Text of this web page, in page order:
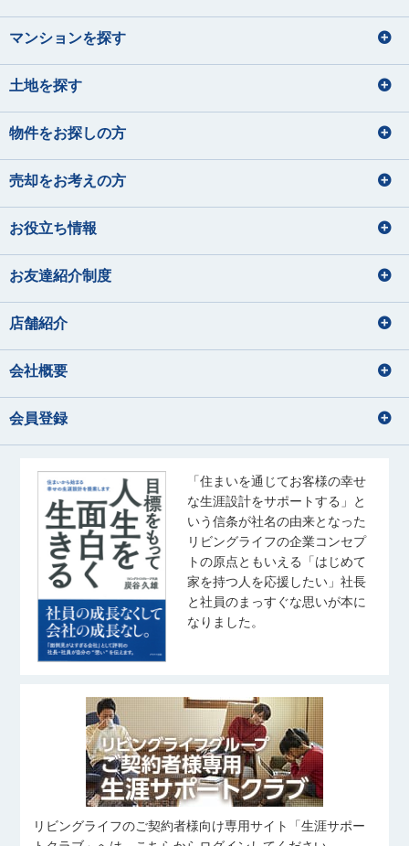
マンションを探す
土地を探す
物件をお探しの方
売却をお考えの方
お役立ち情報
お友達紹介制度
店舗紹介
会社概要
会員登録
「住まいを通じてお客様の幸せ
な生涯設計をサポートする」と
いう信条が社名の由来となった
リビングライフの企業コンセプ
トの原点ともいえる「はじめて
家を持つ人を応援したい」社長
と社員のまっすぐな思いが本に
なりました。
リビングライフのご契約者様向け専用サイト「生涯サポー